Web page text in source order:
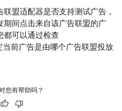
盟适配器是否支持测试广告，
期间点击来自该广告联盟的广
都可以通过检查
当前广告是由哪个广告联盟投放
您有帮助吗？